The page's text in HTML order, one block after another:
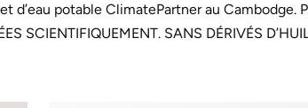
d’eau potable ClimatePartner au
SCIENTIFIQUEMENT. SANS DÉRIVÉS